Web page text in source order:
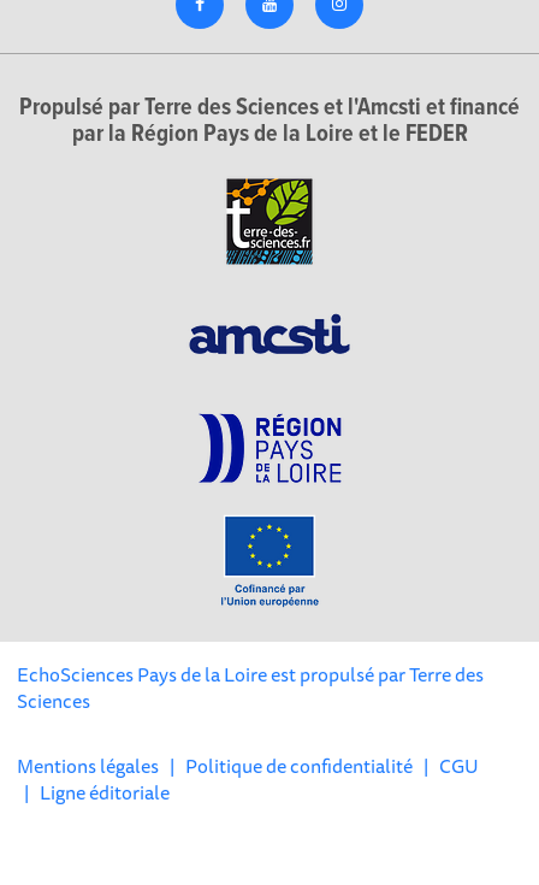
Propulsé par Terre des Sciences et l'Amcsti et financé
par la Région Pays de la Loire et le FEDER
EchoSciences Pays de la Loire est propulsé parTerre des
Sciences
Mentions légales | Politique de confidentialité | CGU
| Ligne éditoriale